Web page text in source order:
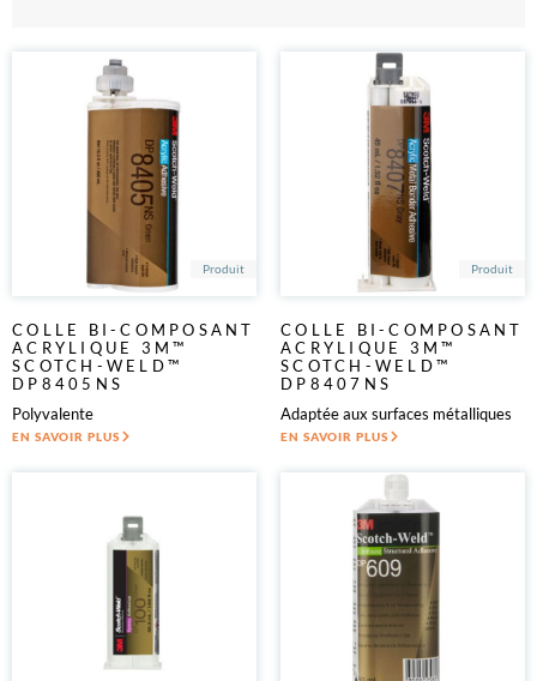
Fabrication de revêtement de sol
Flexographie
Impression numérique
Industrie alimentaire
Industrie de la fabrication du papier
Industrie du film plastique
Industrie du meuble
Industrie pharmaceutique
Laboratoire médical
Loisirs créatifs
Maintenance industrielle
Menuiserie industrielle
Métallurgie
Papier, carton, film plastique
Peinture industrielle
PLV
Rénovation & décoration
Secteur agricole
Sérigraphie
Sports
Système climatisation ventilation chauffage (CVC)
Textiles techniques
Transports
Produit
COLLE BI-COMPOSANT
ACRYLIQUE 3M™
SCOTCH-WELD™
DP8405NS
Polyvalente
EN SAVOIR PLUS
Produit
COLLE BI-COMPOSANT
ACRYLIQUE 3M™
SCOTCH-WELD™
DP8407NS
Adaptée aux surfaces métalliques
EN SAVOIR PLUS